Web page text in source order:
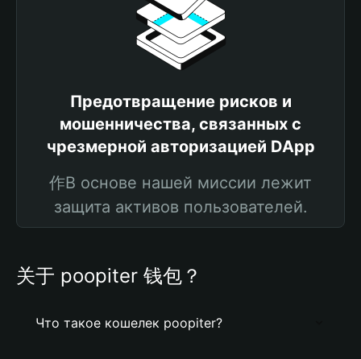
Предотвращение рисков и
мошенничества, связанных с
чрезмерной авторизацией DApp
作В основе нашей миссии лежит
защита активов пользователей.
关于 poopiter 钱包？
Что такое кошелек poopiter?